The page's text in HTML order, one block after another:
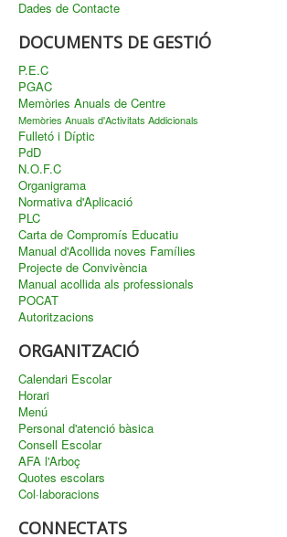
Dades de Contacte
DOCUMENTS DE GESTIÓ
P.E.C
PGAC
Memòries Anuals de Centre
Memòries Anuals d'Activitats Addicionals
Fulletó i Díptic
PdD
N.O.F.C
Organigrama
Normativa d'Aplicació
PLC
Carta de Compromís Educatiu
Manual d'Acollida noves Famílies
Projecte de Convivència
Manual acollida als professionals
POCAT
Autoritzacions
ORGANITZACIÓ
Calendari Escolar
Horari
Menú
Personal d'atenció bàsica
Consell Escolar
AFA l'Arboç
Quotes escolars
Col·laboracions
CONNECTATS